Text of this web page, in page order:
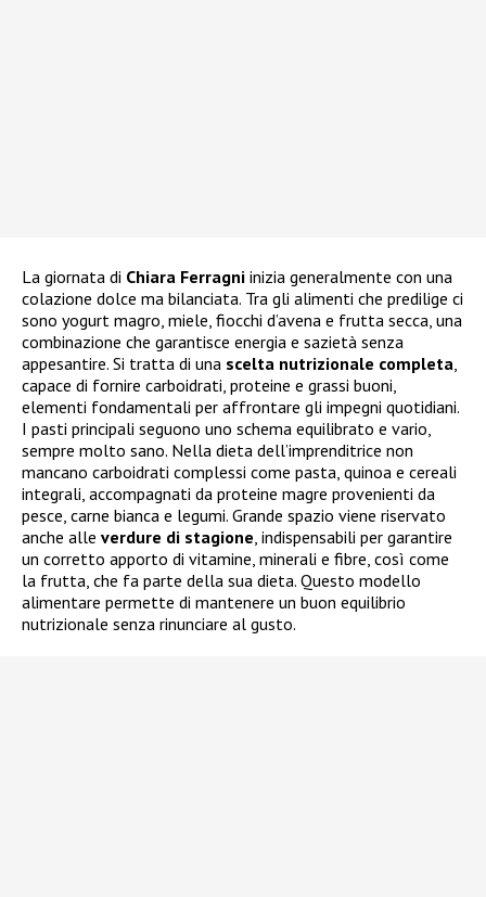
La giornata di Chiara Ferragni inizia generalmente con una
colazione dolce ma bilanciata. Tra gli alimenti che predilige ci
sono yogurt magro, miele, fiocchi d’avena e frutta secca, una
combinazione che garantisce energia e sazietà senza
appesantire. Si tratta di una scelta nutrizionale completa,
capace di fornire carboidrati, proteine e grassi buoni,
elementi fondamentali per affrontare gli impegni quotidiani.
I pasti principali seguono uno schema equilibrato e vario,
sempre molto sano. Nella dieta dell’imprenditrice non
mancano carboidrati complessi come pasta, quinoa e cereali
integrali, accompagnati da proteine magre provenienti da
pesce, carne bianca e legumi. Grande spazio viene riservato
anche alle verdure di stagione, indispensabili per garantire
un corretto apporto di vitamine, minerali e fibre, così come
la frutta, che fa parte della sua dieta. Questo modello
alimentare permette di mantenere un buon equilibrio
nutrizionale senza rinunciare al gusto.